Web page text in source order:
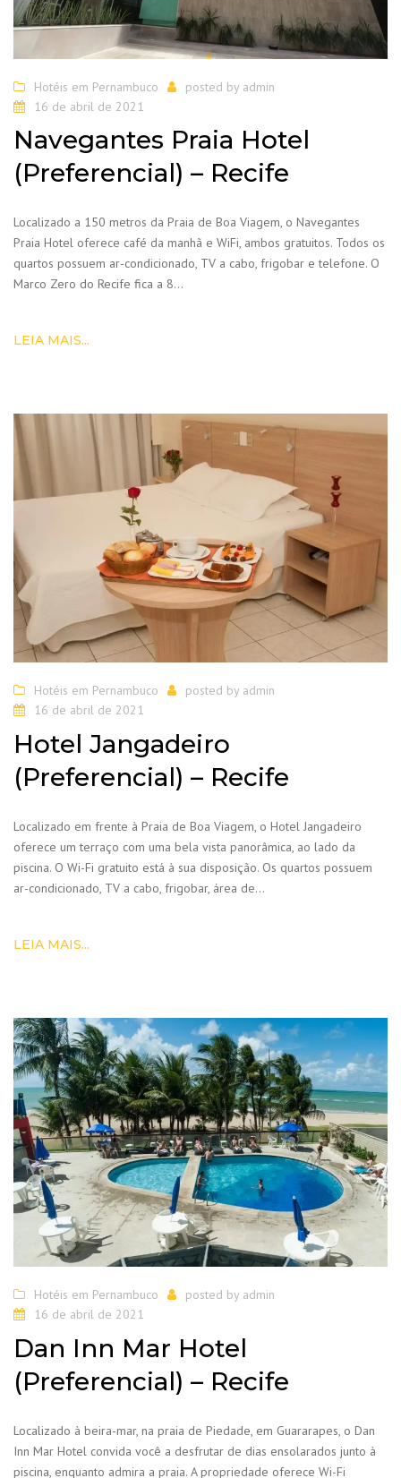
Hotéis em Pernambuco posted by admin
16 de abril de 2021
Navegantes Praia Hotel
(Preferencial) – Recife
Localizado a 150 metros da Praia de Boa Viagem, o Navegantes
Praia Hotel oferece café da manhã e WiFi, ambos gratuitos. Todos os
quartos possuem ar-condicionado, TV a cabo, frigobar e telefone. O
Marco Zero do Recife fica a 8…
LEIA MAIS...
Hotéis em Pernambuco posted by admin
16 de abril de 2021
Hotel Jangadeiro
(Preferencial) – Recife
Localizado em frente à Praia de Boa Viagem, o Hotel Jangadeiro
oferece um terraço com uma bela vista panorâmica, ao lado da
piscina. O Wi-Fi gratuito está à sua disposição. Os quartos possuem
ar-condicionado, TV a cabo, frigobar, área de…
LEIA MAIS...
Hotéis em Pernambuco posted by admin
16 de abril de 2021
Dan Inn Mar Hotel
(Preferencial) – Recife
Localizado à beira-mar, na praia de Piedade, em Guararapes, o Dan
Inn Mar Hotel convida você a desfrutar de dias ensolarados junto à
piscina, enquanto admira a praia. A propriedade oferece Wi-Fi